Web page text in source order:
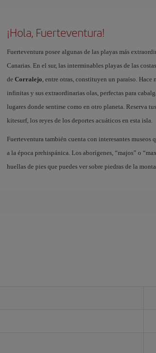
¡Hola, Fuerteventura!
Fuerteventura posee algunas de las playas más
Canarias. En el sur, las interminables playas de las
de Corralejo, entre otras, constituyen un paraíso. Hace
infinitas y sus extraordinarias olas, perfectas para
lugares donde sentirse como en otro planeta. Reserva
kitesurf, los reyes de los deportes acuáticos en esta isla.
Fuerteventura también cuenta con interesantes
a la época prehispánica. Los aborígenes, “majos” o
huellas de pies que puedes ver sobre piedras de la